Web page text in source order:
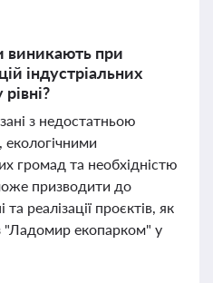
виникають при
індустріальних
з недостатньою
екологічними
громад та необхідністю
призводити до
реалізації проєктів, як
"Ладомир екопарком" у